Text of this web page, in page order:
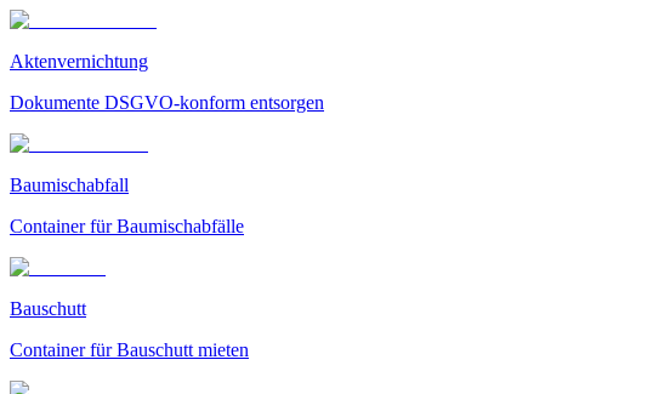
Aktenvernichtung
Dokumente DSGVO-konform entsorgen
Baumischabfall
Container für Baumischabfälle
Bauschutt
Container für Bauschutt mieten